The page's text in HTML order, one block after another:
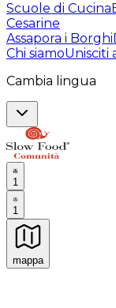
Scuole di Cucina
Cesarine
Assapora i Borghi
Chi siamoUnisciti
Cambia lingua
1
1
mappa
Esperienze